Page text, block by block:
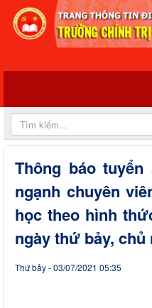
Thông báo
ngạnh chuyên
học theo hình
ngày thứ bảy, chủ
Thứ bảy - 03/07/2021 05:35